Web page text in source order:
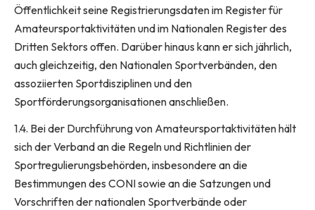
Öffentlichkeit seine Registrierungsdaten im Register für
Amateursportaktivitäten und im Nationalen Register des
Dritten Sektors offen. Darüber hinaus kann er sich jährlich,
auch gleichzeitig, den Nationalen Sportverbänden, den
assoziierten Sportdisziplinen und den
Sportförderungsorganisationen anschließen.
1.4. Bei der Durchführung von Amateursportaktivitäten hält
sich der Verband an die Regeln und Richtlinien der
Sportregulierungsbehörden, insbesondere an die
Bestimmungen des CONI sowie an die Satzungen und
Vorschriften der nationalen Sportverbände oder